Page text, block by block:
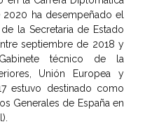
ha desempeñado el
la Secretaria de Estado
septiembre de 2018 y
técnico de la
Unión Europea y
estuvo destinado como
Generales de España en